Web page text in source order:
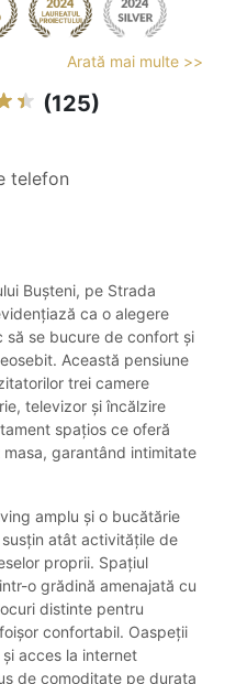
Arată mai multe >>
(125)
telefon
Bușteni, pe Strada
ca o alegere
se bucure de confort și
Această pensiune
trei camere
televizor și încălzire
spațios ce oferă
garantând intimitate
amplu și o bucătărie
atât activitățile de
proprii. Spațiul
o grădină amenajată cu
distinte pentru
confortabil. Oaspeții
acces la internet
de comoditate pe durata